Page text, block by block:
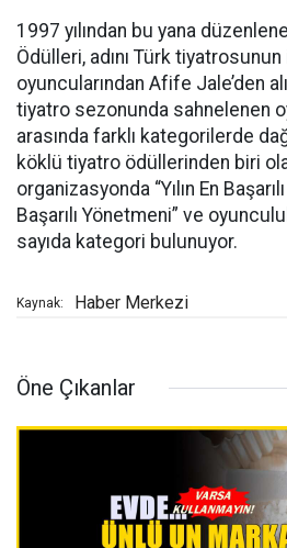
1997 yılından bu yana
Ödülleri, adını Türk tiyatrosunun
oyuncularından Afife Jale’den
tiyatro sezonunda sahnelenen
arasında farklı kategorilerde
köklü tiyatro ödüllerinden biri
organizasyonda “Yılın En Başarılı
Başarılı Yönetmeni” ve
sayıda kategori bulunuyor.
Kaynak: Haber Merkezi
Öne Çıkanlar